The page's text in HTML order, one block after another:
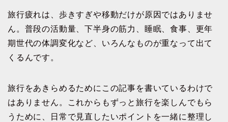
旅行疲れは、歩きすぎや移動だけが原因ではありませ
ん。普段の活動量、下半身の筋力、睡眠、食事、更年
期世代の体調変化など、いろんなものが重なって出て
くるんです。
旅行をあきらめるためにこの記事を書いているわけで
はありません。これからもずっと旅行を楽しんでもら
うために、日常で見直したいポイントを一緒に整理し